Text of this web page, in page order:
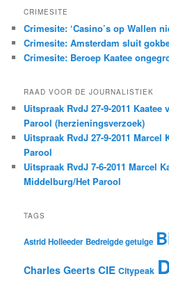
CRIMESITE
Crimesite: ‘Casino’s op Wallen
Crimesite: Amsterdam sluit
Crimesite: Beroep Kaatee
RAAD VOOR DE JOURNALISTIEK
Uitspraak RvdJ 27-9-2011
Parool (herzieningsverzoek)
Uitspraak RvdJ 27-9-2011 Marcel
Parool
Uitspraak RvdJ 7-6-2011 Marcel
Middelburg/Het Parool
TAGS
Astrid Holleeder Bedreigde getuige
Charles Geerts CIE Citypeak